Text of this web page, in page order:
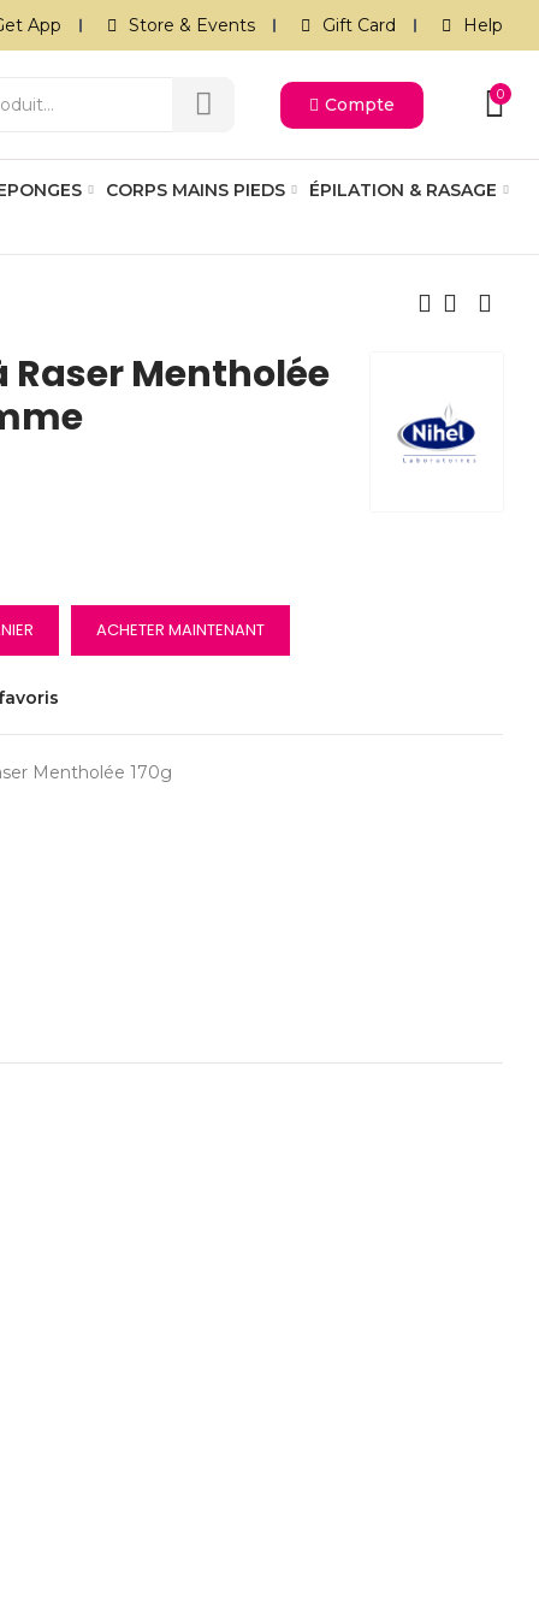
App Store & Events Gift Card Help
Compte
0
CORPS MAINS PIEDS ÉPILATION & RASAGE
Raser Mentholée
ACHETER MAINTENANT
Mentholée 170g